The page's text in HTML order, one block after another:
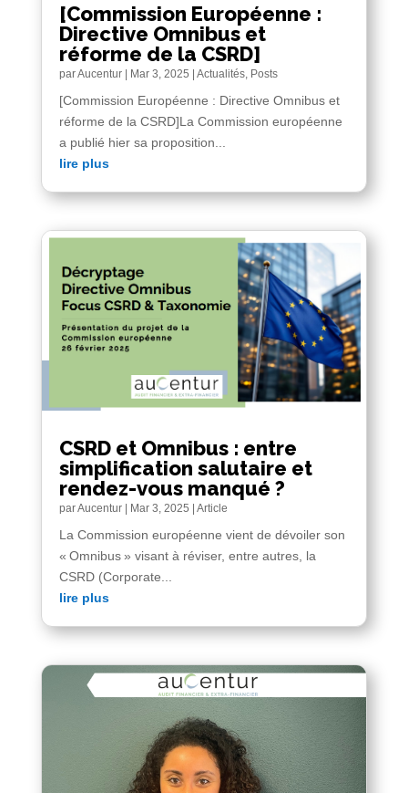
[Commission Européenne :
Directive Omnibus et
réforme de la CSRD]
parAucentur| Mar 3, 2025 Actualités, Posts
[Commission Européenne : Directive Omnibus et
réforme de la CSRD]La Commission européenne
a publié hier sa proposition...
lire plus
CSRD et Omnibus : entre
simplification salutaire et
rendez-vous manqué ?
parAucentur| Mar 3, 2025 | Article
La Commission européenne vient de dévoiler son
« Omnibus » visant à réviser, entre autres, la
CSRD (Corporate...
lire plus